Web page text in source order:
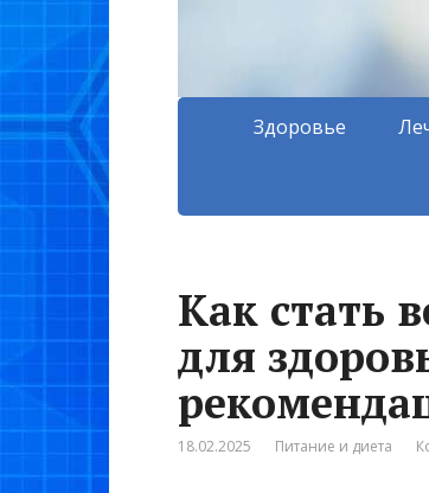
Здоровье
Как стать
для
18.02.2025 Питание и диета